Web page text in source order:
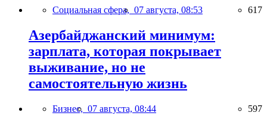
Социальная сфера, 07 августа, 08:53 617
Азербайджанский минимум:
зарплата, которая покрывает
выживание, но не
самостоятельную жизнь
Бизнес, 07 августа, 08:44 597